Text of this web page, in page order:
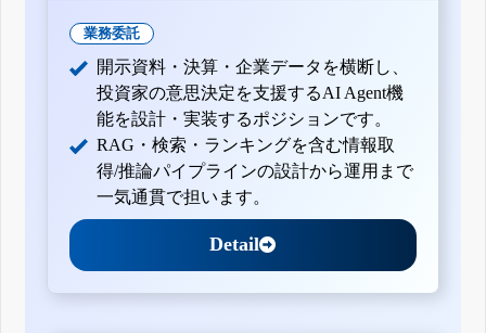
業務委託
開示資料・決算・企業データを横断し、
投資家の意思決定を支援するAI Agent機
能を設計・実装するポジションです。
RAG・検索・ランキングを含む情報取
得/推論パイプラインの設計から運用まで
一気通貫で担います。
Detail